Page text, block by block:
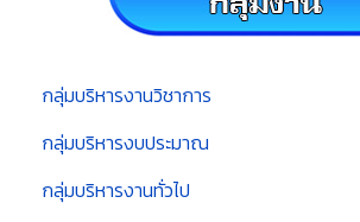
กลุ่มบริหารงานวิชาการ
กลุ่มบริหารงบประมาณ
กลุ่มบริหารงานทั่วไป